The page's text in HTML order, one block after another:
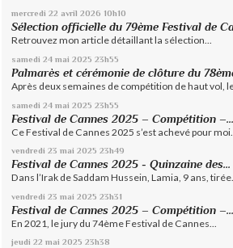
mercredi 22 avril 2026 10h10
Sélection officielle du 79ème Festival de
Retrouvez mon article détaillant la sélection...
samedi 24 mai 2025 23h55
Palmarès et cérémonie de clôture du
Après deux semaines de compétition de haut vol,
samedi 24 mai 2025 23h55
Festival de Cannes 2025 – Compétition –...
Ce Festival de Cannes 2025 s’est achevé pour moi...
vendredi 23 mai 2025 23h49
Festival de Cannes 2025 - Quinzaine des...
Dans l’Irak de Saddam Hussein, Lamia, 9 ans,
vendredi 23 mai 2025 23h31
Festival de Cannes 2025 – Compétition –...
En 2021, le jury du 74ème Festival de Cannes...
jeudi 22 mai 2025 23h38